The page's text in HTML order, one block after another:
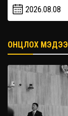
2026.08.08
ОНЦЛОХ МЭДЭЭ